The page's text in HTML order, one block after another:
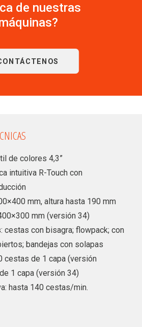
de nuestras
de colores 4,3”
intuitiva R-Touch con
mm, altura hasta 190 mm
mm (versión 34)
cestas con bisagra; flowpack; con
bandejas con solapas
cestas de 1 capa (versión
1 capa (versión 34)
hasta 140 cestas/min.